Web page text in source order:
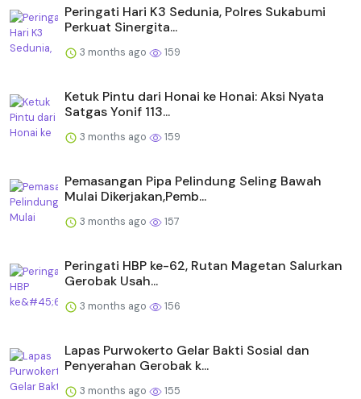
Peringati Hari K3 Sedunia, Polres Sukabumi
Perkuat Sinergita...
3 months ago 159
Ketuk Pintu dari Honai ke Honai: Aksi Nyata
Satgas Yonif 113...
3 months ago 159
Pemasangan Pipa Pelindung Seling Bawah
Mulai Dikerjakan,Pemb...
3 months ago 157
Peringati HBP ke-62, Rutan Magetan Salurkan
Gerobak Usah...
3 months ago 156
Lapas Purwokerto Gelar Bakti Sosial dan
Penyerahan Gerobak k...
3 months ago 155